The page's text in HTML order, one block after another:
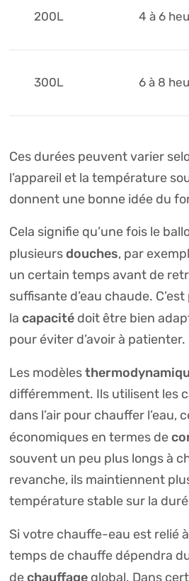
200L 4 à 6
300L 6 à 8
Ces durées peuvent varier
l’appareil et la température
donnent une bonne idée du
Cela signifie qu’une fois le
plusieursdouches, par
un certain temps avant de
suffisante d’eau chaude.
la capacitédoit être bien
pour éviter d’avoir à patienter.
Les modèles
différemment. Ils utilisent les
dans l’air pour chauffer l’eau,
économiques en termes de
souvent un peu plus longs à
revanche, ils maintiennent
température stable sur la
Si votre chauffe-eau est relié
temps de chauffe dépendra
dechauffageglobal. Dans